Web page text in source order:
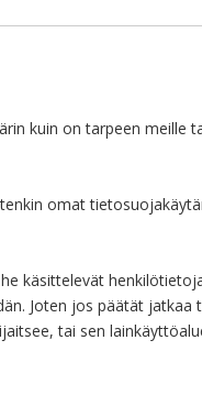
kuin on tarpeen meille
omat
käsittelevät
Joten jos päätät jatkaa
tai sen